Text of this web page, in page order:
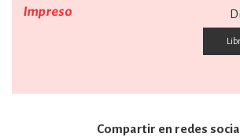
Impreso
Compartir en redes